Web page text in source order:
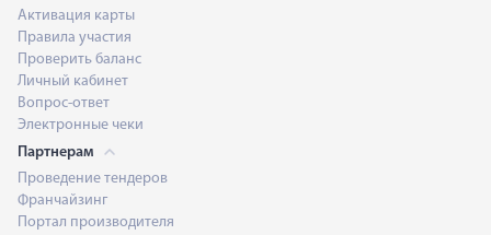
Активация карты
Правила участия
Проверить баланс
Личный кабинет
Вопрос-ответ
Электронные чеки
Партнерам
Проведение тендеров
Франчайзинг
Портал производителя